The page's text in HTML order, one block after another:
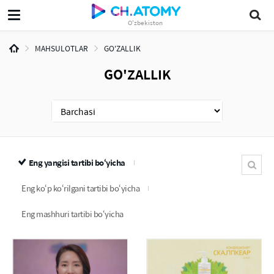
O'zbekiston
MAHSULOTLAR GO'ZALLIK
GO'ZALLIK
Eng yangisi tartibi bo‘yicha
Eng ko‘p ko‘rilgani tartibi bo‘yicha
Eng mashhuri tartibi bo‘yicha